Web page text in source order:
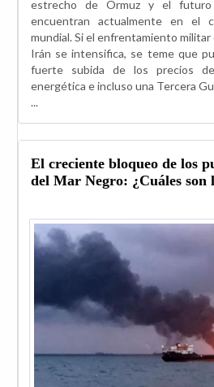
estrecho de Ormuz y el
encuentran actualmente en el
mundial. Si el enfrentamiento
Irán se intensifica, se teme que
fuerte subida de los precios
energética e incluso una Tercera
...
El creciente bloqueo de los
del Mar Negro: ¿Cuáles son